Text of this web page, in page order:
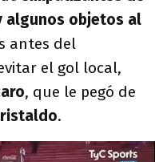
algunos objetos al
antes del
el gol local,
, que le pegó de
.